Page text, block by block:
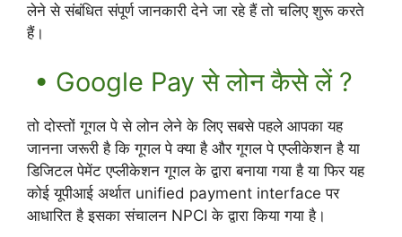
लेने से संबंधित संपूर्ण जानकारी देने जा रहे हैं तो चलिए शुरू करते
हैं।
• Google Pay से लोन कैसे लें ?
तो दोस्तों गूगल पे से लोन लेने के लिए सबसे पहले आपका यह
जानना जरूरी है कि गूगल पे क्या है और गूगल पे एप्लीकेशन है या
डिजिटल पेमेंट एप्लीकेशन गूगल के द्वारा बनाया गया है या फिर यह
कोई यूपीआई अर्थात unified payment interface पर
आधारित है इसका संचालन NPCI के द्वारा किया गया है।